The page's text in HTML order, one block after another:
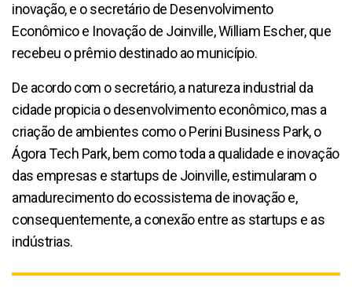
inovação, e o secretário de Desenvolvimento
Econômico e Inovação de Joinville, William Escher, que
recebeu o prêmio destinado ao município.
De acordo com o secretário, a natureza industrial da
cidade propicia o desenvolvimento econômico, mas a
criação de ambientes como o Perini Business Park, o
Ágora Tech Park, bem como toda a qualidade e inovação
das empresas e startups de Joinville, estimularam o
amadurecimento do ecossistema de inovação e,
consequentemente, a conexão entre as startups e as
indústrias.